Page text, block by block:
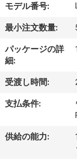
私
に
つ
い
モデル番号:
最小注文数量:
パッケージの詳
細:
受渡し時間:
支払条件:
供給の能力: